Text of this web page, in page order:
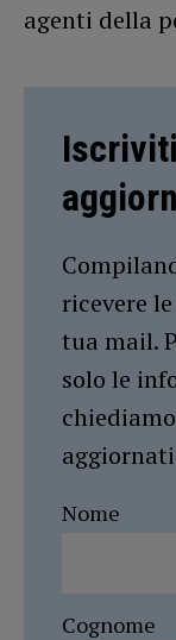
agenti della
ricevere
tua mail.
solo le
Nome
Cognome